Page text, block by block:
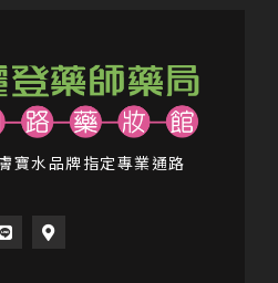
寶水品牌指定專業通路
L
i
n
M
a
p